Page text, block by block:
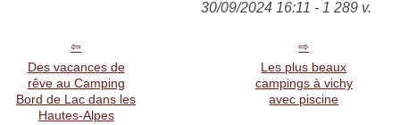
30/09/2024 16:11 - 1 289 v.
Des vacances de
rêve au Camping
Bord de Lac dans les
Hautes-Alpes
Les plus beaux
campings à vichy
avec piscine